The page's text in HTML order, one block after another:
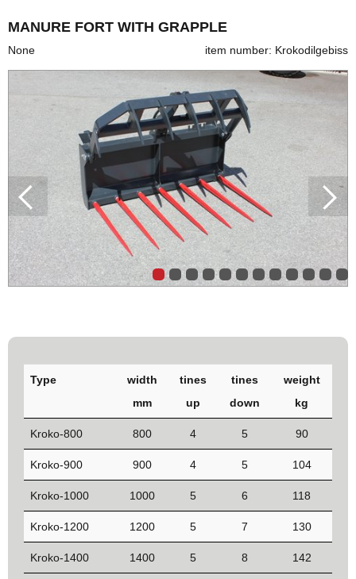
MANURE FORT WITH GRAPPLE
None item number: Krokodilgebiss
Type
width
mm
tines
up
tines
down
weight
kg
Kroko-800 800 4 5 90
Kroko-900 900 4 5 104
Kroko-1000 1000 5 6 118
Kroko-1200 1200 5 7 130
Kroko-1400 1400 5 8 142